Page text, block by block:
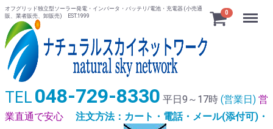
オフグリッド独立型ソーラー発電・インバータ・バッテリ/電池・充電器 (小売通
販、業者販売、卸販売) EST.1999
0 Menu
TEL 048-729-8330 平日9～17時 (営業日) 営
業直通で安心
注文方法：カート・電話・メール(添付可)・